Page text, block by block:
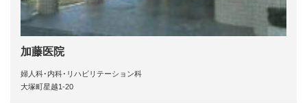
加藤医院
婦人科･内科･リハビリテーション科
大塚町星越1-20